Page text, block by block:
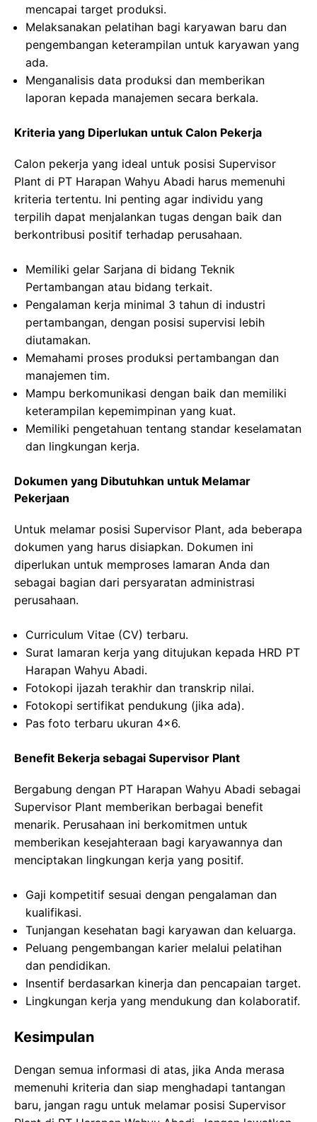
mencapai target produksi.
Melaksanakan pelatihan bagi karyawan baru dan
pengembangan keterampilan untuk karyawan yang
ada.
Menganalisis data produksi dan memberikan
laporan kepada manajemen secara berkala.
Kriteria yang Diperlukan untuk Calon Pekerja
Calon pekerja yang ideal untuk posisi Supervisor
Plant di PT Harapan Wahyu Abadi harus memenuhi
kriteria tertentu. Ini penting agar individu yang
terpilih dapat menjalankan tugas dengan baik dan
berkontribusi positif terhadap perusahaan.
Memiliki gelar Sarjana di bidang Teknik
Pertambangan atau bidang terkait.
Pengalaman kerja minimal 3 tahun di industri
pertambangan, dengan posisi supervisi lebih
diutamakan.
Memahami proses produksi pertambangan dan
manajemen tim.
Mampu berkomunikasi dengan baik dan memiliki
keterampilan kepemimpinan yang kuat.
Memiliki pengetahuan tentang standar keselamatan
dan lingkungan kerja.
Dokumen yang Dibutuhkan untuk Melamar
Pekerjaan
Untuk melamar posisi Supervisor Plant, ada beberapa
dokumen yang harus disiapkan. Dokumen ini
diperlukan untuk memproses lamaran Anda dan
sebagai bagian dari persyaratan administrasi
perusahaan.
Curriculum Vitae (CV) terbaru.
Surat lamaran kerja yang ditujukan kepada HRD PT
Harapan Wahyu Abadi.
Fotokopi ijazah terakhir dan transkrip nilai.
Fotokopi sertifikat pendukung (jika ada).
Pas foto terbaru ukuran 4×6.
Benefit Bekerja sebagai Supervisor Plant
Bergabung dengan PT Harapan Wahyu Abadi sebagai
Supervisor Plant memberikan berbagai benefit
menarik. Perusahaan ini berkomitmen untuk
memberikan kesejahteraan bagi karyawannya dan
menciptakan lingkungan kerja yang positif.
Gaji kompetitif sesuai dengan pengalaman dan
kualifikasi.
Tunjangan kesehatan bagi karyawan dan keluarga.
Peluang pengembangan karier melalui pelatihan
dan pendidikan.
Insentif berdasarkan kinerja dan pencapaian target.
Lingkungan kerja yang mendukung dan kolaboratif.
Kesimpulan
Dengan semua informasi di atas, jika Anda merasa
memenuhi kriteria dan siap menghadapi tantangan
baru, jangan ragu untuk melamar posisi Supervisor